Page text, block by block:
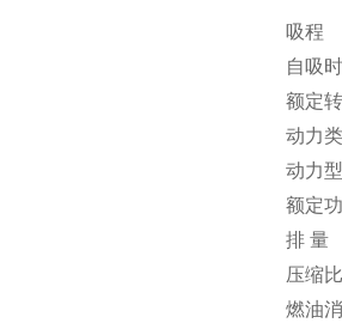
吸程
自吸
额定
动力
动力
额定
排 量
压缩比
燃油